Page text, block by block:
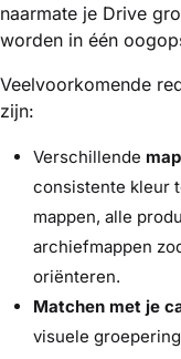
naarmate je Drive
worden in één
Veelvoorkomende
zijn:
Verschillende
consistente kleur
mappen, alle
archiefmappen
oriënteren.
Matchen met je
visuele